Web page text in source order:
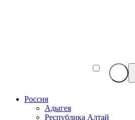
Россия
Адыгея
Республика Алтай